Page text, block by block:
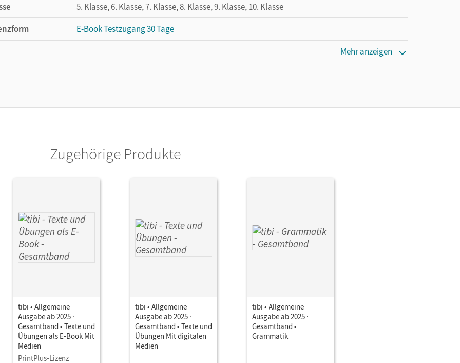
5. Klasse, 6. Klasse, 7. Klasse, 8. Klasse, 9. Klasse, 10. Klasse
E-Book Testzugang 30 Tage
Stefanie; Hedwig, Diana; Jacob, Marie
Mehr anzeigen
Zugehörige Produkte
tibi • Allgemeine
Ausgabe ab 2025 ·
Gesamtband • Texte und
Übungen als E-Book Mit
Medien
PrintPlus-Lizenz
tibi • Allgemeine
Ausgabe ab 2025 ·
Gesamtband • Texte und
Übungen Mit digitalen
Medien
tibi • Allgemeine
Ausgabe ab 2025 ·
Gesamtband •
Grammatik